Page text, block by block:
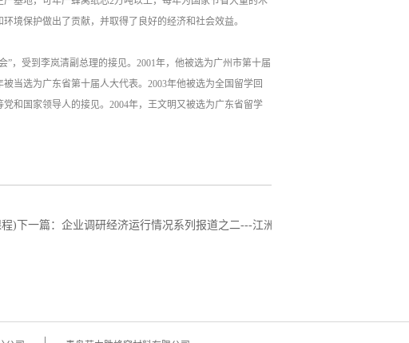
境保护做出了贡献，并取得了良好的经济和社会效益。
，受到李岚清副总理的接见。2001年，他被选为广州市第十届
当选为广东省第十届人大代表。2003年他被选为全国留学回
和国家领导人的接见。2004年，王文明又被选为广东省留学
) 下一篇： 企业调研经济运行情况系列报道之二---江洲